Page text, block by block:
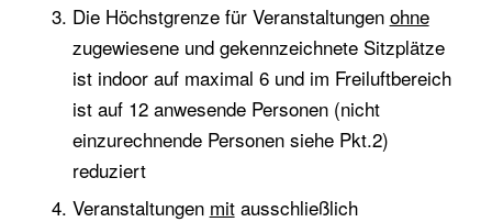
Die Höchstgrenze für Veranstaltungen ohne
zugewiesene und gekennzeichnete Sitzplätze
ist indoor auf maximal 6 und im Freiluftbereich
ist auf 12 anwesende Personen (nicht
einzurechnende Personen siehe Pkt.2)
reduziert
Veranstaltungen mitausschließlich